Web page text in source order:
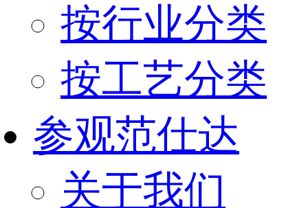
按行业分类
按工艺分类
参观范仕达
关于我们